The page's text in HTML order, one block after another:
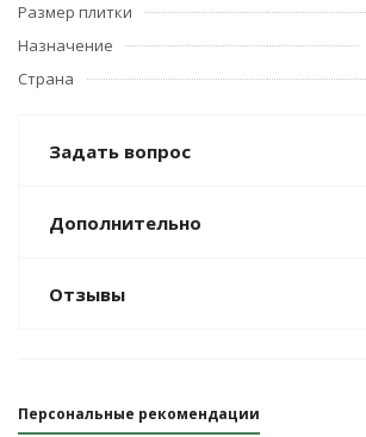
Размер плитки
Назначение
Страна
Задать вопрос
Дополнительно
Отзывы
Персональные рекомендации